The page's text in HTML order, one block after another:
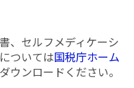
、セルフメディケーシ
ついては国税庁ホーム
ウンロードください。